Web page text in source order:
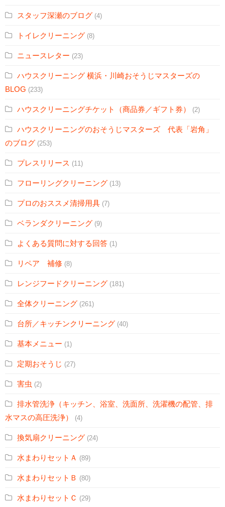
スタッフ深瀬のブログ (4)
トイレクリーニング (8)
ニュースレター (23)
ハウスクリーニング 横浜・川崎おそうじマスターズの
BLOG (233)
ハウスクリーニングチケット（商品券／ギフト券） (2)
ハウスクリーニングのおそうじマスターズ 代表「岩角」
のブログ (253)
プレスリリース (11)
フローリングクリーニング (13)
プロのおススメ清掃用具 (7)
ベランダクリーニング (9)
よくある質問に対する回答 (1)
リペア 補修 (8)
レンジフードクリーニング (181)
全体クリーニング (261)
台所／キッチンクリーニング (40)
基本メニュー (1)
定期おそうじ (27)
害虫 (2)
排水管洗浄（キッチン、浴室、洗面所、洗濯機の配管、排
水マスの高圧洗浄）
(4)
換気扇クリーニング (24)
水まわりセットＡ (89)
水まわりセットＢ (80)
水まわりセットＣ (29)